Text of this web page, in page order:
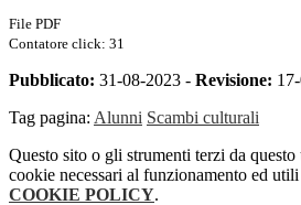
File PDF
Contatore click: 31
Pubblicato: 31-08-2023 - Revisione:
Tag pagina: Alunni Scambi culturali
Questo sito o gli strumenti terzi da
cookie necessari al funzionamento ed
COOKIE POLICY.